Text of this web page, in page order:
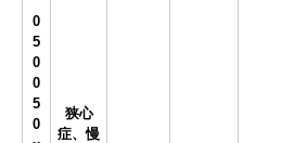
0
5
0
0
5
0
狭心
症、慢